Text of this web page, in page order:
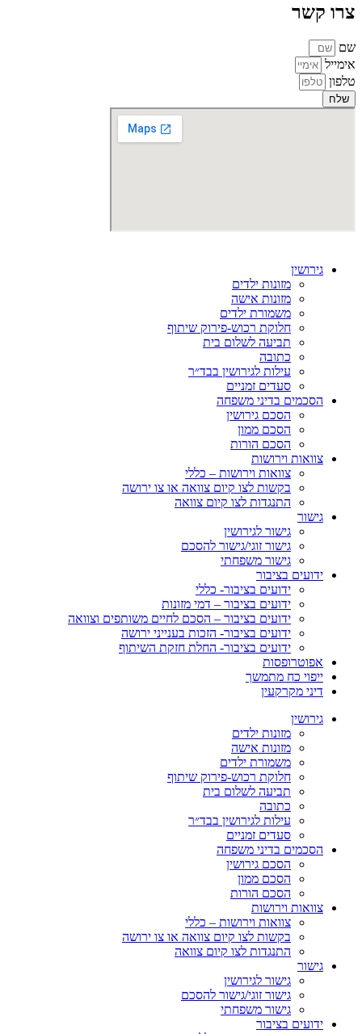
צרו קשר
שם
אימייל
טלפון
שלח
גירושין
מזונות ילדים
מזונות אישה
משמורת ילדים
חלוקת רכוש-פירוק שיתוף
תביעה לשלום בית
כתובה
עילות לגירושין בבד״ר
סעדים זמניים
הסכמים בדיני משפחה
הסכם גירושין
הסכם ממון
הסכם הורות
צוואות וירושות
צוואות וירושות – כללי
בקשות לצו קיום צוואה או צו ירושה
התנגדות לצו קיום צוואה
גישור
גישור לגירושין
גישור זוגי/גישור להסכם
גישור משפחתי
ידועים בציבור
ידועים בציבור- כללי
ידועים בציבור – דמי מזונות
ידועים בציבור – הסכם לחיים משותפים וצוואה
ידועים בציבור- הזכות בענייני ירושה
ידועים בציבור- החלת חזקת השיתוף
אפוטרופסות
ייפוי כח מתמשך
דיני מקרקעין
גירושין
מזונות ילדים
מזונות אישה
משמורת ילדים
חלוקת רכוש-פירוק שיתוף
תביעה לשלום בית
כתובה
עילות לגירושין בבד״ר
סעדים זמניים
הסכמים בדיני משפחה
הסכם גירושין
הסכם ממון
הסכם הורות
צוואות וירושות
צוואות וירושות – כללי
בקשות לצו קיום צוואה או צו ירושה
התנגדות לצו קיום צוואה
גישור
גישור לגירושין
גישור זוגי/גישור להסכם
גישור משפחתי
ידועים בציבור